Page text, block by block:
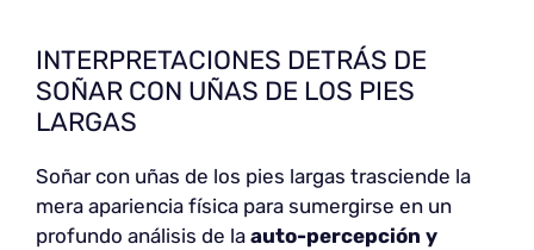
INTERPRETACIONES DETRÁS DE
SOÑAR CON UÑAS DE LOS PIES
LARGAS
Soñar con uñas de los pies largas trasciende la
mera apariencia física para sumergirse en un
profundo análisis de la auto-percepción y